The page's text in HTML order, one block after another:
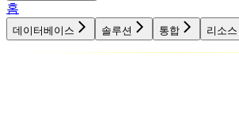
홈
데이터베이스 솔루션 통합 리소스